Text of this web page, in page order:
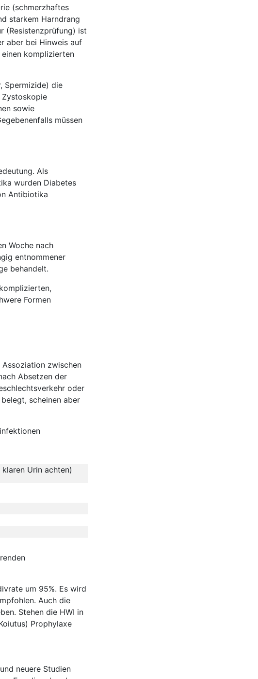
(schmerzhaftes
starkem Harndrang
(Resistenzprüfung) ist
aber bei Hinweis auf
komplizierten
Spermizide) die
Zystoskopie
sowie
müssen
Als
wurden Diabetes
Antibiotika
Woche nach
entnommener
behandelt.
Formen
zwischen
Absetzen der
oder
scheinen aber
Urin achten)
um 95%. Es wird
Auch die
Stehen die HWI in
Prophylaxe
neuere Studien